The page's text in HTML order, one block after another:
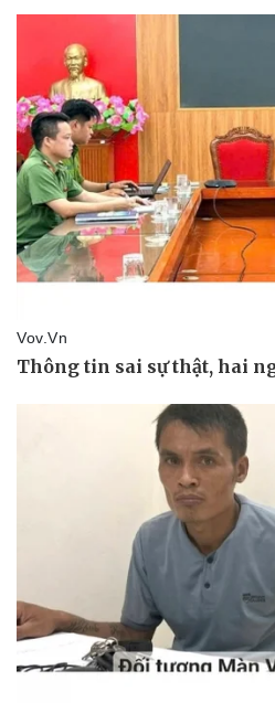
Dinh dưỡng - món ngon
Làm đẹp - giảm cân
Phòng mạch online
Ăn sạch sống khỏe